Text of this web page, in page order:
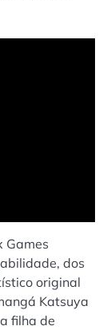
Games
dos
original
Katsuya
filha de